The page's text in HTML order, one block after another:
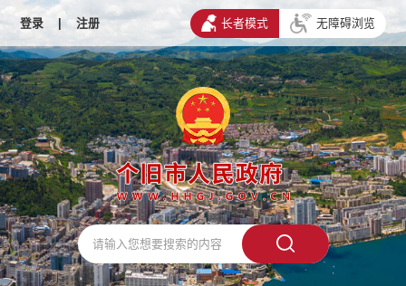
登录 | 注册 长者模式 无障碍浏览